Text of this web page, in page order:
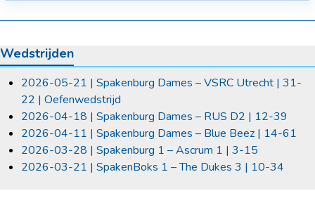
Wedstrijden
2026-05-21 | Spakenburg Dames – VSRC Utrecht | 31-
22 | Oefenwedstrijd
2026-04-18 | Spakenburg Dames – RUS D2 | 12-39
2026-04-11 | Spakenburg Dames – Blue Beez | 14-61
2026-03-28 | Spakenburg 1 – Ascrum 1 | 3-15
2026-03-21 | SpakenBoks 1 – The Dukes 3 | 10-34